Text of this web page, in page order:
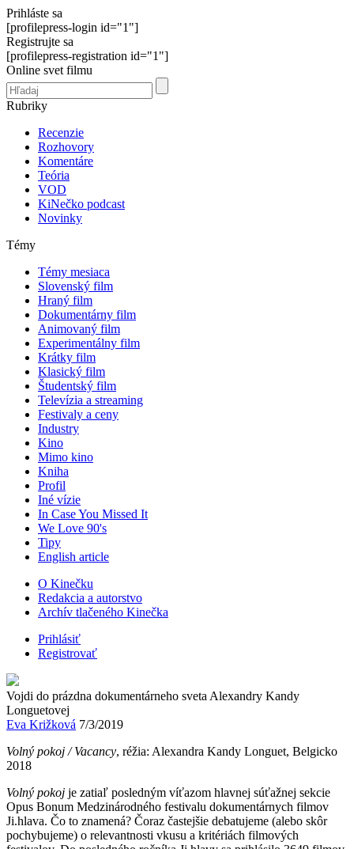
Prihláste sa
[profilepress-login id="1"]
Registrujte sa
[profilepress-registration id="1"]
Online svet filmu
Rubriky
Recenzie
Rozhovory
Komentáre
Teória
VOD
KiNečko podcast
Novinky
Témy
Témy mesiaca
Slovenský film
Hraný film
Dokumentárny film
Animovaný film
Experimentálny film
Krátky film
Klasický film
Študentský film
Televízia a streaming
Festivaly a ceny
Industry
Kino
Mimo kino
Kniha
Profil
Iné vízie
In Case You Missed It
We Love 90's
Tipy
English article
O Kinečku
Redakcia a autorstvo
Archív tlačeného Kinečka
Prihlásiť
Registrovať
Vojdi do prázdna dokumentárneho sveta Alexandry Kandy
Longuetovej
Eva Križková 7/3/2019
Volný pokoj / Vacancy, réžia: Alexandra Kandy Longuet, Belgicko
2018
Volný pokoj je zatiaľ posledným víťazom hlavnej súťažnej sekcie
Opus Bonum Medzinárodného festivalu dokumentárnych filmov
Ji.hlava. Čo to znamená? Čoraz častejšie debatujeme (alebo skôr
pochybujeme) o relevantnosti vkusu a kritériách filmových